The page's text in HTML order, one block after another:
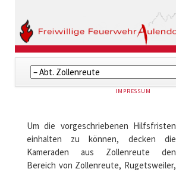
Navigation
überspringen
NAVIGATION
IMPRESSUM
Um die vorgeschriebenen Hilfsfristen
einhalten zu können, decken die
Kameraden aus Zollenreute den
Bereich von Zollenreute, Rugetsweiler,